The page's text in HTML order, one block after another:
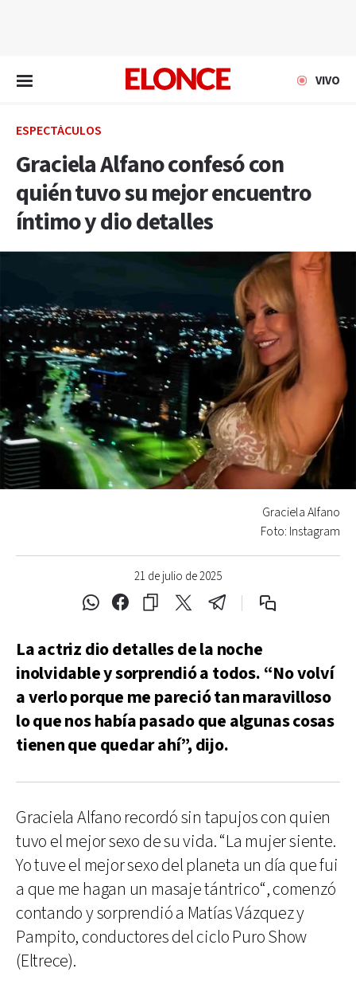
VIVO
ESPECTÁCULOS
Graciela Alfano confesó con
quién tuvo su mejor encuentro
íntimo y dio detalles
21 de julio de 2025
Graciela Alfano
Foto: Instagram
La actriz dio detalles de la noche
inolvidable y sorprendió a todos. “No volví
a verlo porque me pareció tan maravilloso
lo que nos había pasado que algunas cosas
tienen que quedar ahí”, dijo.
Graciela Alfano recordó sin tapujos con quien
tuvo el mejor sexo de su vida. “La mujer siente.
Yo tuve el mejor sexo del planeta un día que fui
a que me hagan un masaje tántrico“, comenzó
contando y sorprendió a Matías Vázquez y
Pampito, conductores del ciclo Puro Show
(Eltrece).